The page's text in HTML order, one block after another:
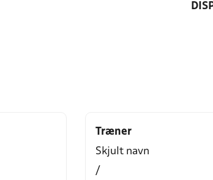
Træner
Skjult navn
/